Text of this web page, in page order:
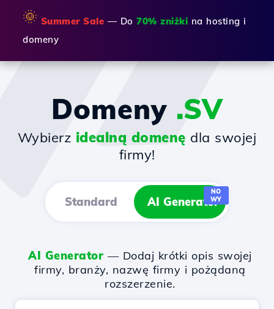
🌞 Summer Sale — Do 70% zniżki na hosting i
domeny
Domeny .SV
Wybierz idealną domenę dla swojej
firmy!
Standard AI Generator
NO
WY
AI Generator — Dodaj krótki opis swojej
firmy, branży, nazwę firmy i pożądaną
rozszerzenie.